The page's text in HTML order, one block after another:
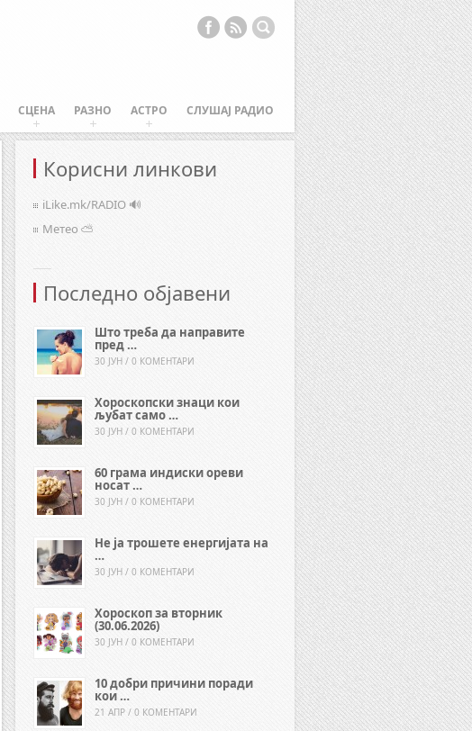
СЦЕНА РАЗНО АСТРО СЛУШАЈ РАДИО
Корисни линкови
iLike.mk/RADIO 🔊
Метео ⛅
Последно објавени
Што треба да направите
пред …
30 ЈУН / 0 КОМЕНТАРИ
Хороскопски знаци кои
љубат само …
30 ЈУН / 0 КОМЕНТАРИ
60 грама индиски ореви
носат …
30 ЈУН / 0 КОМЕНТАРИ
Не ја трошете енергијата на
…
30 ЈУН / 0 КОМЕНТАРИ
Хороскоп за вторник
(30.06.2026)
30 ЈУН / 0 КОМЕНТАРИ
10 добри причини поради
кои …
21 АПР / 0 КОМЕНТАРИ